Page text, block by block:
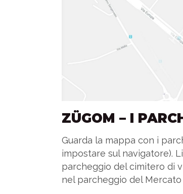
ZÜGOM – I
Guarda la mappa con i
impostare sul navigatore).
parcheggio del cimitero di
nel parcheggio del